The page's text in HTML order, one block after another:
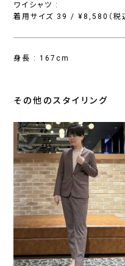
ワイシャツ :
着用サイズ 39 / ¥8,580（税
身長 : 167cm
その他のスタイリング